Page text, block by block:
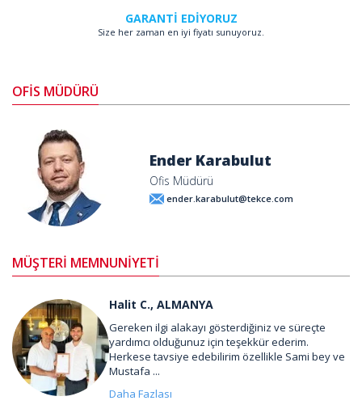
GARANTİ EDİYORUZ
Size her zaman en iyi fiyatı sunuyoruz.
OFİS MÜDÜRÜ
Ender Karabulut
Ofis Müdürü
ender.karabulut@tekce.com
MÜŞTERİ MEMNUNİYETİ
Halit C., ALMANYA
Gereken ilgi alakayı gösterdiğiniz ve süreçte
yardımcı olduğunuz için teşekkür ederim.
Herkese tavsiye edebilirim özellikle Sami bey ve
Mustafa ...
Daha Fazlası